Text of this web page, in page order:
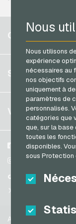
Nous
Nous utilisons
expérience
nécessaires au
nos objectifs
uniquement à
paramètres de
personnalisés.
catégories que
que, sur la
toutes les
disponibles.
sous
Razer Gold
Transcash Cartes
Belgique
Allemagne (DE)
Allemagne (EN)
France
Italie
Pays-bas
Autriche
Portugal
Suisse (DE)
Suisse (IT)
COMPTE
S´inscrire
S´inscrire
Mon panier
SERVICE
FAQ
Méthodes de
Conditions
Protection des
VGO-SHOP
A propos de nous
Partenaires
Facebook
Instagram
TikTok
Aide